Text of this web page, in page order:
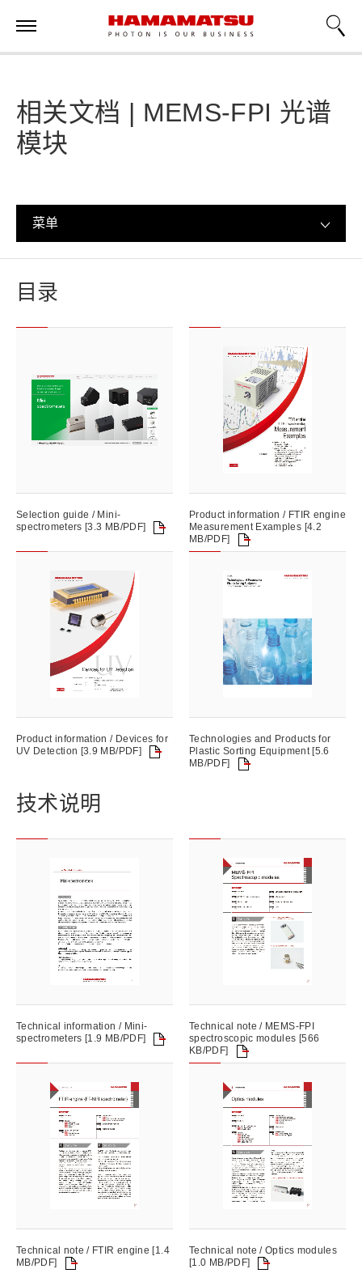
相关文档 | MEMS-FPI 光谱
模块
菜单
目录
Selection guide / Mini-
spectrometers [3.3 MB/PDF]
Product information / FTIR engine
Measurement Examples [4.2
MB/PDF]
Product information / Devices for
UV Detection [3.9 MB/PDF]
Technologies and Products for
Plastic Sorting Equipment [5.6
MB/PDF]
技术说明
Technical information / Mini-
spectrometers [1.9 MB/PDF]
Technical note / MEMS-FPI
spectroscopic modules [566
KB/PDF]
Technical note / FTIR engine [1.4
MB/PDF]
Technical note / Optics modules
[1.0 MB/PDF]